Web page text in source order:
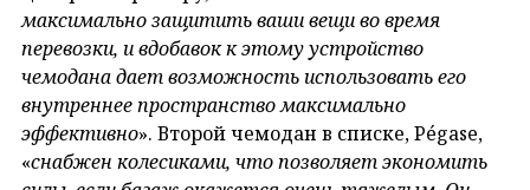
максимально защитить ваши вещи во время
перевозки, и вдобавок к этому устройство
чемодана дает возможность использовать его
внутреннее пространство максимально
эффективно». Второй чемодан в списке, Pégase,
«снабжен колесиками, что позволяет экономить